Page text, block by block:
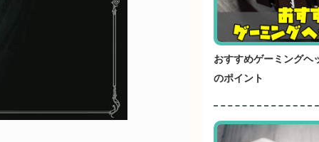
おすすめゲーミングヘ
のポイント